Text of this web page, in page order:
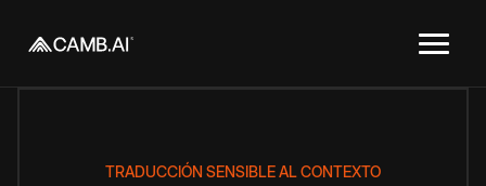
TRADUCCIÓN SENSIBLE AL CONTEXTO